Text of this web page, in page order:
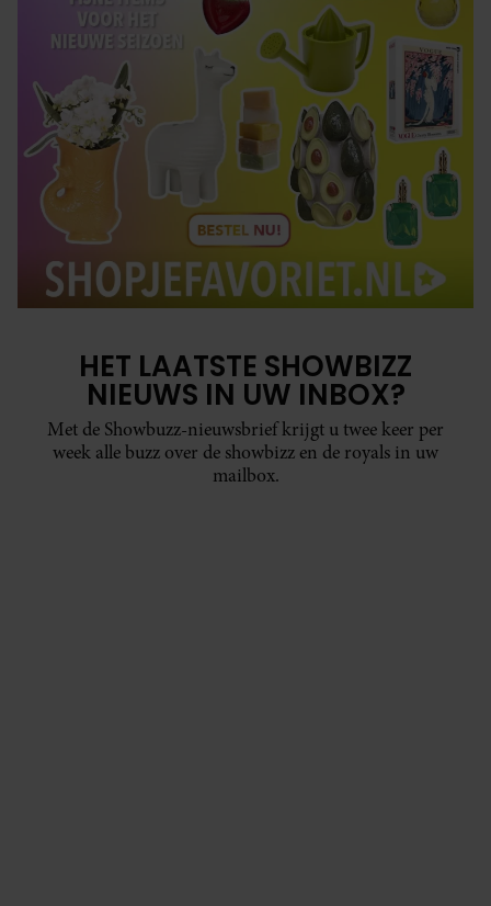
HET LAATSTE SHOWBIZZ
NIEUWS IN UW INBOX?
Met de Showbuzz-nieuwsbrief krijgt u twee keer per
week alle buzz over de showbizz en de royals in uw
mailbox.